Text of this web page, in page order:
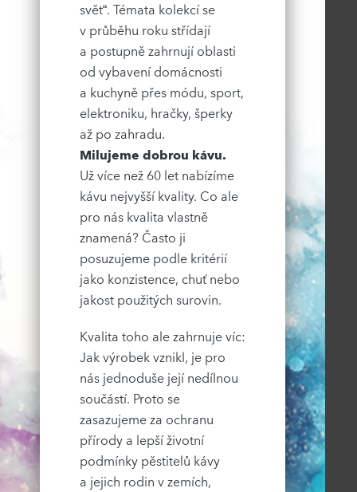
svět“. Témata kolekcí se
v průběhu roku střídají
a postupně zahrnují oblasti
od vybavení domácnosti
a kuchyně přes módu, sport,
elektroniku, hračky, šperky
až po zahradu.
Milujeme dobrou kávu.
Už více než 60 let nabízíme
kávu nejvyšší kvality. Co ale
pro nás kvalita vlastně
znamená? Často ji
posuzujeme podle kritérií
jako konzistence, chuť nebo
jakost použitých surovin.
Kvalita toho ale zahrnuje víc:
Jak výrobek vznikl, je pro
nás jednoduše její nedílnou
součástí. Proto se
zasazujeme za ochranu
přírody a lepší životní
podmínky pěstitelů kávy
a jejich rodin v zemích,